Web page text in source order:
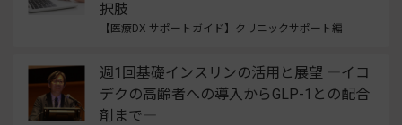
択肢
【医療DX サポートガイド】クリニックサポート編
週1回基礎インスリンの活用と展望 ―イコ
デクの高齢者への導入からGLP-1との配合
剤まで―